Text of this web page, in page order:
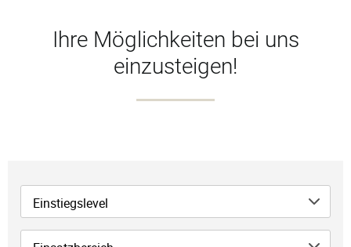
Ihre Möglichkeiten bei uns
einzusteigen!
Einstiegslevel